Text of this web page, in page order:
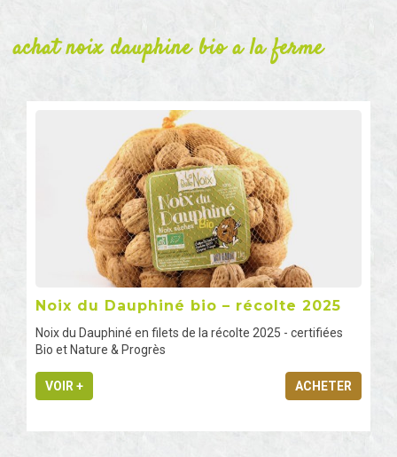
achat noix dauphine bio a la ferme
Noix du Dauphiné bio – récolte 2025
Noix du Dauphiné en filets de la récolte 2025 - certifiées
Bio et Nature & Progrès
VOIR + ACHETER